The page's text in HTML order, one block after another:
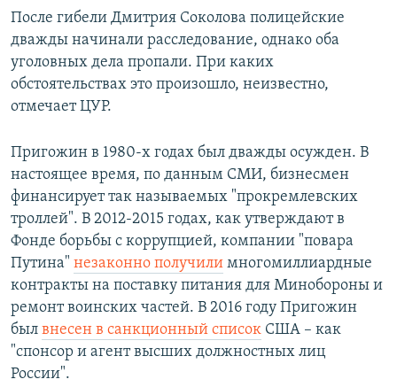
После гибели Дмитрия Соколова полицейские
дважды начинали расследование, однако оба
уголовных дела пропали. При каких
обстоятельствах это произошло, неизвестно,
отмечает ЦУР.
Пригожин в 1980-х годах был дважды осужден. В
настоящее время, по данным СМИ, бизнесмен
финансирует так называемых "прокремлевских
троллей". В 2012-2015 годах, как утверждают в
Фонде борьбы с коррупцией, компании "повара
Путина" незаконно получили многомиллиардные
контракты на поставку питания для Минобороны и
ремонт воинских частей. В 2016 году Пригожин
был внесен в санкционный список США – как
"спонсор и агент высших должностных лиц
России".